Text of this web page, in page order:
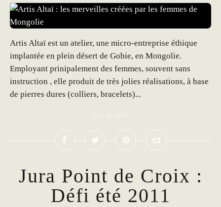
Artis Altaï est un atelier, une micro-entreprise éthique
implantée en plein désert de Gobie, en Mongolie.
Employant prinipalement des femmes, souvent sans
instruction , elle produit de très jolies réalisations, à base
de pierres dures (colliers, bracelets)...
Jura Point de Croix :
Défi été 2011